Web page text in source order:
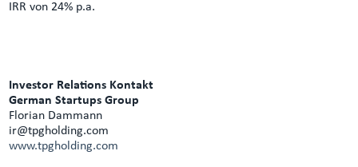
IRR von 24% p.a.
Investor Relations Kontakt
German Startups Group
Florian Dammann
ir@tpgholding.com
www.tpgholding.com